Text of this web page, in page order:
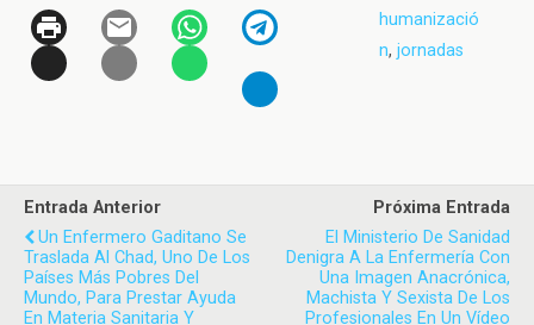
humanizació
n, jornadas
Entrada Anterior
Un Enfermero Gaditano Se
Traslada Al Chad, Uno De Los
Países Más Pobres Del
Mundo, Para Prestar Ayuda
En Materia Sanitaria Y
Próxima Entrada
El Ministerio De Sanidad
Denigra A La Enfermería Con
Una Imagen Anacrónica,
Machista Y Sexista De Los
Profesionales En Un Vídeo